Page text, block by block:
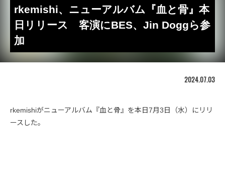
rkemishi、ニューアルバム『血と骨』本
日リリース 客演にBES、Jin Doggら参
加
2024.07.03
rkemishiがニューアルバム『血と骨』を本日7月3日（水）にリリ
ースした。